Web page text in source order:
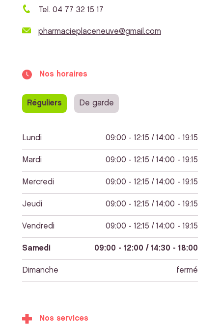
Tel. 04 77 32 15 17
pharmacieplaceneuve@gmail.com
Nos horaires
Réguliers De garde
Lundi 09:00 - 12:15 / 14:00 - 19:15
Mardi 09:00 - 12:15 / 14:00 - 19:15
Mercredi 09:00 - 12:15 / 14:00 - 19:15
Jeudi 09:00 - 12:15 / 14:00 - 19:15
Vendredi 09:00 - 12:15 / 14:00 - 19:15
Samedi 09:00 - 12:00 / 14:30 - 18:00
Dimanche fermé
Nos services